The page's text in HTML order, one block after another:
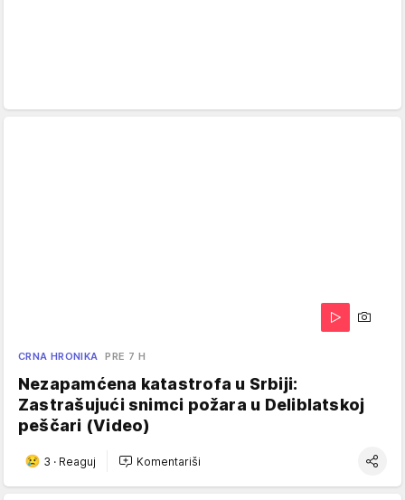
CRNA HRONIKA PRE 7 H
Nezapamćena katastrofa u Srbiji:
Zastrašujući snimci požara u Deliblatskoj
peščari (Video)
3 · Reaguj Komentariši